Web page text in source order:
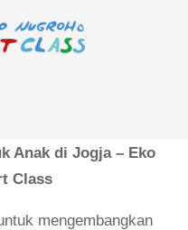
Anak di Jogja – Eko
Class
mengembangkan